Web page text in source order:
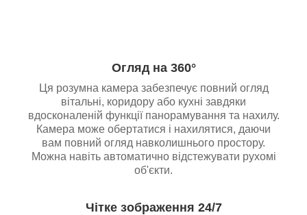
Огляд на 360°
Ця розумна камера забезпечує повний огляд
вітальні, коридору або кухні завдяки
вдосконаленій функції панорамування та нахилу.
Камера може обертатися і нахилятися, даючи
вам повний огляд навколишнього простору.
Можна навіть автоматично відстежувати рухомі
об'єкти.
Чітке зображення 24/7